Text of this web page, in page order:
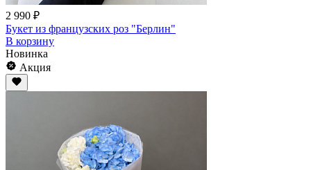
2 990 ₽
Букет из французских роз "Берлин"
В корзину
Новинка
Акция